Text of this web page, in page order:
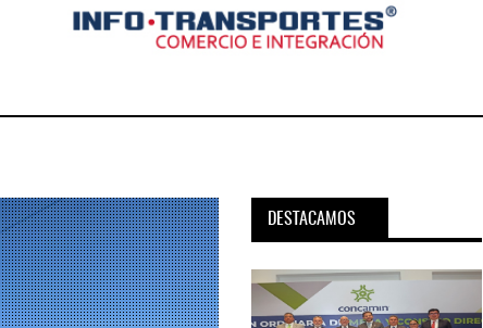
DESTACAMOS
servicio PAMEX en
MSC incorpora servicio PAMEX en
...
12 JUL 2026